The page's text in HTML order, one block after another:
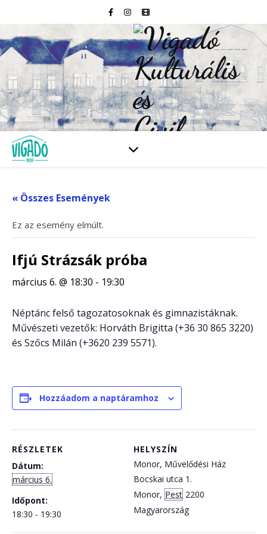
« Összes Események
Ez az esemény elmúlt.
Ifjú Strázsák próba
március 6. @ 18:30 - 19:30
Néptánc felső tagozatosoknak és gimnazistáknak.
Művészeti vezetők: Horváth Brigitta (+36 30 865 3220)
és Szőcs Milán (+3620 239 5571).
Hozzáadom a naptáramhoz
RÉSZLETEK
Dátum:
március 6.
Időpont:
18:30 - 19:30
HELYSZÍN
Monor, Művelődési Ház
Bocskai utca 1.
Monor, Pest 2200
Magyarország